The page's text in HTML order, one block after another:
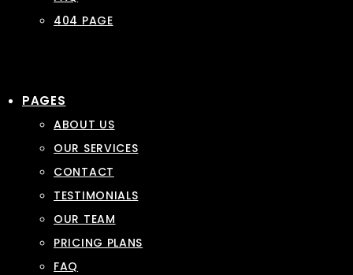
404 PAGE
PAGES
ABOUT US
OUR SERVICES
CONTACT
TESTIMONIALS
OUR TEAM
PRICING PLANS
FAQ